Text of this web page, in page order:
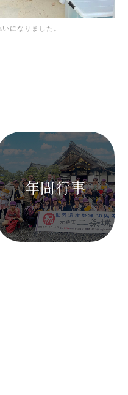
になりました。
年間行事